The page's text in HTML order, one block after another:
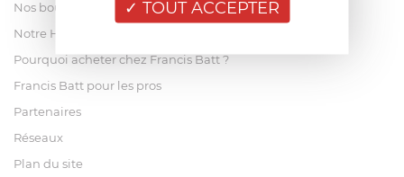
Nos boutiques
Notre Histoire
Pourquoi acheter chez Francis Batt ?
Francis Batt pour les pros
Partenaires
Réseaux
Plan du site
TOUT ACCEPTER